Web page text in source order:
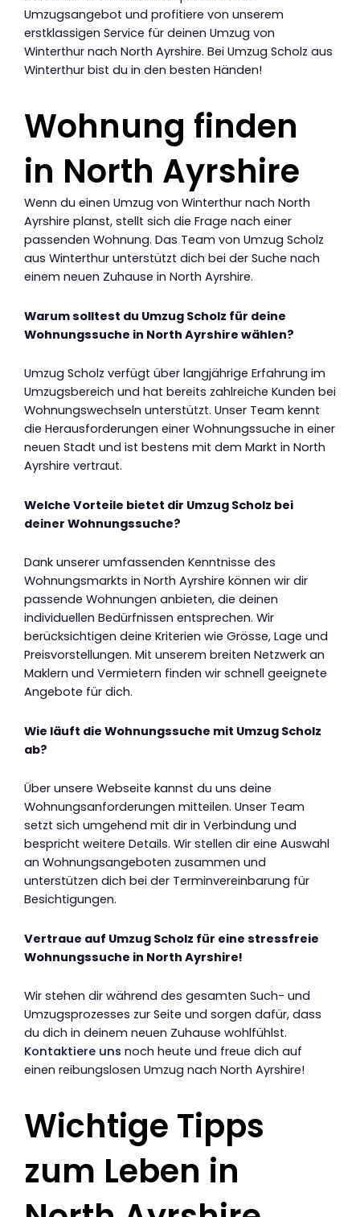
Umzugsangebot und profitiere von unserem
erstklassigen Service für deinen Umzug von
Winterthur nach North Ayrshire. Bei Umzug Scholz aus
Winterthur bist du in den besten Händen!
Wohnung finden
in North Ayrshire
Wenn du einen Umzug von Winterthur nach North
Ayrshire planst, stellt sich die Frage nach einer
passenden Wohnung. Das Team von Umzug Scholz
aus Winterthur unterstützt dich bei der Suche nach
einem neuen Zuhause in North Ayrshire.
Warum solltest du Umzug Scholz für deine
Wohnungssuche in North Ayrshire wählen?
Umzug Scholz verfügt über langjährige Erfahrung im
Umzugsbereich und hat bereits zahlreiche Kunden bei
Wohnungswechseln unterstützt. Unser Team kennt
die Herausforderungen einer Wohnungssuche in einer
neuen Stadt und ist bestens mit dem Markt in North
Ayrshire vertraut.
Welche Vorteile bietet dir Umzug Scholz bei
deiner Wohnungssuche?
Dank unserer umfassenden Kenntnisse des
Wohnungsmarkts in North Ayrshire können wir dir
passende Wohnungen anbieten, die deinen
individuellen Bedürfnissen entsprechen. Wir
berücksichtigen deine Kriterien wie Grösse, Lage und
Preisvorstellungen. Mit unserem breiten Netzwerk an
Maklern und Vermietern finden wir schnell geeignete
Angebote für dich.
Wie läuft die Wohnungssuche mit Umzug Scholz
ab?
Über unsere Webseite kannst du uns deine
Wohnungsanforderungen mitteilen. Unser Team
setzt sich umgehend mit dir in Verbindung und
bespricht weitere Details. Wir stellen dir eine Auswahl
an Wohnungsangeboten zusammen und
unterstützen dich bei der Terminvereinbarung für
Besichtigungen.
Vertraue auf Umzug Scholz für eine stressfreie
Wohnungssuche in North Ayrshire!
Wir stehen dir während des gesamten Such- und
Umzugsprozesses zur Seite und sorgen dafür, dass
du dich in deinem neuen Zuhause wohlfühlst.
Kontaktiere uns noch heute und freue dich auf
einen reibungslosen Umzug nach North Ayrshire!
Wichtige Tipps
zum Leben in